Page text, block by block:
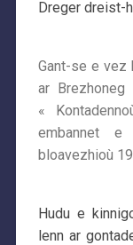
Dreger dreist-
Gant-se e vez
ar
«
embannet
bloavezhioù
Hudu e
lenn ar